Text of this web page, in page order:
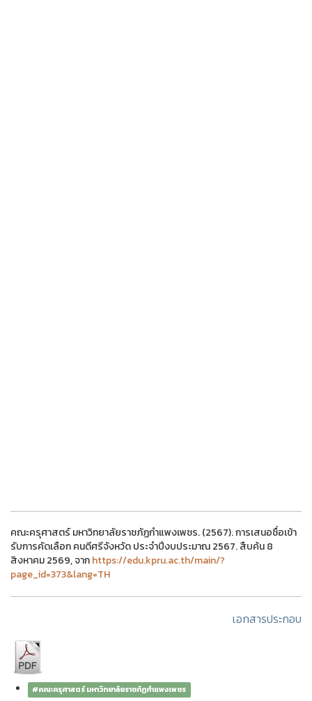
คณะครุศาสตร์ มหาวิทยาลัยราชภัฏกำแพงเพชร. (2567). การเสนอชื่อเข้า
รับการคัดเลือก คนดีศรีจังหวัด ประจำปีงบประมาณ 2567. สืบค้น 8
สิงหาคม 2569, จากhttps://edu.kpru.ac.th/main/?
page_id=373&lang=TH
เอกสารประกอบ
#คณะครุศาสตร์ มหาวิทยาลัยราชภัฏกำแพงเพชร